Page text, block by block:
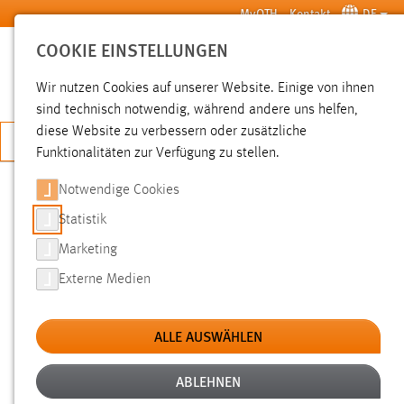
Zum Hauptinhalt springen MyOTH Kontakt DE
SUCHE
JETZT BEWERBEN
SUCHE
FILTER
Typ
Erstellungsdatum
COOKIE EINSTELLUNGEN
Wir nutzen Cookies auf unserer Website. Einige von ihnen
sind technisch notwendig, während andere uns helfen,
diese Website zu verbessern oder zusätzliche
Funktionalitäten zur Verfügung zu stellen.
Notwendige Cookies
Statistik
Marketing
Externe Medien
ALLE AUSWÄHLEN
ABLEHNEN